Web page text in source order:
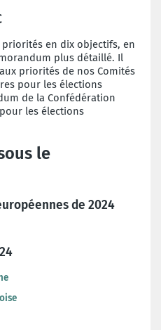
en dix objectifs, en
plus détaillé. Il
priorités de nos Comités
pour les élections
de la Confédération
les élections
le
de 2024